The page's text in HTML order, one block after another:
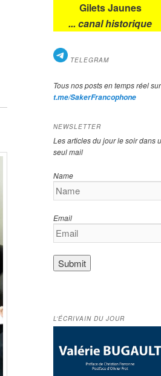
Gilets Jaunes
... canal historique
TELEGRAM
Tous nos posts en temps réel sur
t.me/SakerFrancophone
NEWSLETTER
Les articles du jour le soir dans
seul mail
Name
Email
L’ÉCRIVAIN DU JOUR